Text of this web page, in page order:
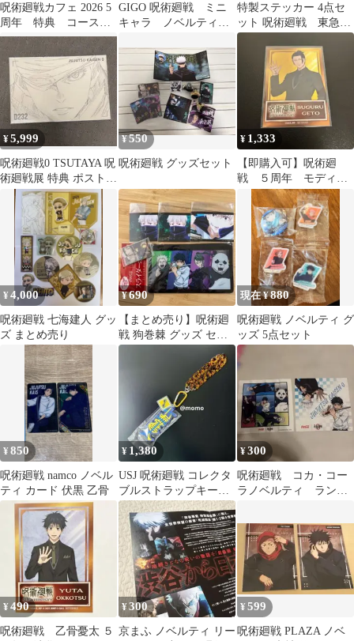
呪術廻戦カフェ 2026 5
周年 特典 コースタ
ー 懐玉・玉折 家入
GIGO 呪術廻戦 ミニ
キャラ ノベルティ
特製ステッカー 4点セ
ット 呪術廻戦 東急ハ
ンズ コラボ DIY ノベ
ルティ
¥5,999
呪術廻戦0 TSUTAYA 呪
術廻戦展 特典 ポストカ
ード ノベルティ
¥550
呪術廻戦 グッズセット
¥ 1,333
【即購入可】呪術廻
戦 ５周年 モディ
購入特典 イラストカ
ード 夏油傑
¥4,000
呪術廻戦 七海建人 グッ
ズ まとめ売り
¥690
【まとめ売り】呪術廻
戦 狗巻棘 グッズ セッ
ト カード スライダーポ
現在 ¥880
呪術廻戦 ノベルティ グ
ッズ 5点セット
¥850
呪術廻戦 namco ノベル
ティ カード 伏黒 乙骨
¥ 1,380
USJ 呪術廻戦 コレクタ
ブルストラップキーチ
ェーン 七海建人
¥300
呪術廻戦 コカ・コー
ラノベルティ ランチ
¥490
呪術廻戦 乙骨憂太 ５
¥300
京まふ ノベルティ リー
¥599
呪術廻戦 PLAZA ノベ